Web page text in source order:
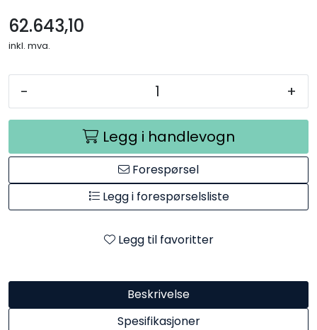
62.643,10
inkl. mva.
- +
Legg i handlevogn
Forespørsel
Legg i forespørselsliste
Legg til favoritter
Beskrivelse
Spesifikasjoner